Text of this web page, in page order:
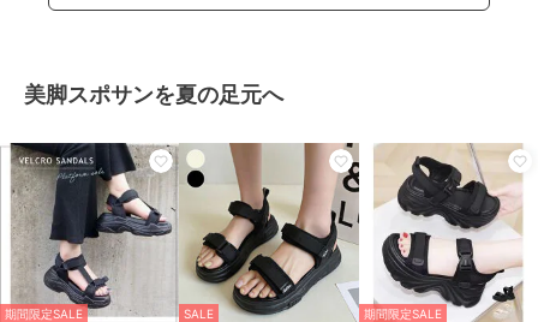
美脚スポサンを夏の足元へ
期間限定SALE SALE 期間限定SALE